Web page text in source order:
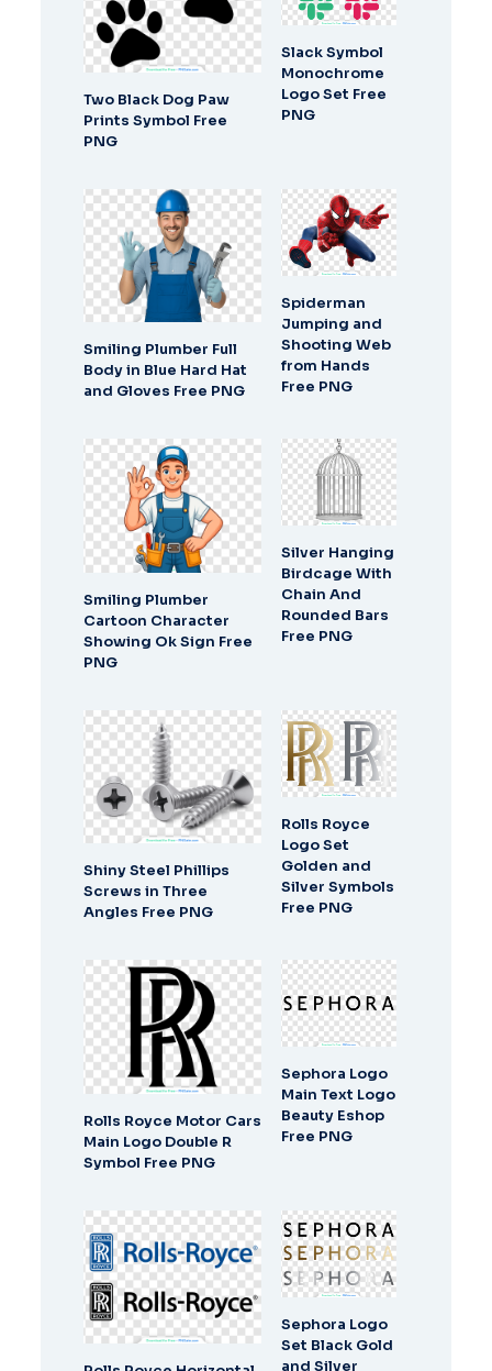
Two Black Dog Paw
Prints Symbol Free
PNG
Slack Symbol
Monochrome
Logo Set Free
PNG
Smiling Plumber Full
Body in Blue Hard Hat
and Gloves Free PNG
Spiderman
Jumping and
Shooting Web
from Hands
Free PNG
Smiling Plumber
Cartoon Character
Showing Ok Sign Free
PNG
Silver Hanging
Birdcage With
Chain And
Rounded Bars
Free PNG
Shiny Steel Phillips
Screws in Three
Angles Free PNG
Rolls Royce
Logo Set
Golden and
Silver Symbols
Free PNG
Rolls Royce Motor Cars
Main Logo Double R
Symbol Free PNG
Sephora Logo
Main Text Logo
Beauty Eshop
Free PNG
Sephora Logo
Set Black Gold
and Silver